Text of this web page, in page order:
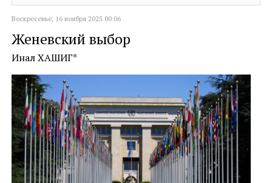
Воскресенье, 16 ноября 2025 00:06
Женевский выбор
Инал ХАШИГ*